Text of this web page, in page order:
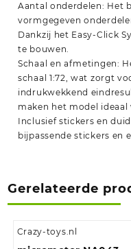
Aantal onderdelen: Het
vormgegeven
Dankzij het Easy-Click
te bouwen.
Schaal en afmetingen:
schaal 1:72, wat zorgt
indrukwekkend
maken het model ideaal
Inclusief stickers en
bijpassende stickers en
Gerelateerde
Crazy-toys.nl